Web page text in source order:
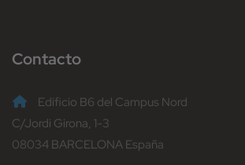
Contacto
Edificio B6 del Campus Nord
C/Jordi Girona, 1-3
08034 BARCELONA España